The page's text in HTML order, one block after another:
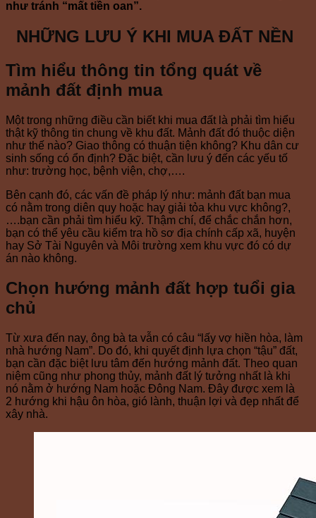
như tránh “mất tiền oan”.
NHỮNG LƯU Ý KHI MUA ĐẤT NỀN
Tìm hiểu thông tin tổng quát về
mảnh đất định mua
Một trong những điều cần biết khi mua đất là phải tìm hiểu
thật kỹ thông tin chung về khu đất. Mảnh đất đó thuộc diện
như thế nào? Giao thông có thuận tiện không? Khu dân cư
sinh sống có ổn định? Đặc biệt, cần lưu ý đến các yếu tố
như: trường học, bệnh viện, chợ,….
Bên cạnh đó, các vấn đề pháp lý như: mảnh đất bạn mua
có nằm trong diên quy hoặc hay giải tỏa khu vực không?,
….bạn cần phải tìm hiểu kỹ. Thậm chí, để chắc chắn hơn,
bạn có thể yêu cầu kiểm tra hồ sơ địa chính cấp xã, huyện
hay Sở Tài Nguyên và Môi trường xem khu vực đó có dự
án nào không.
Chọn hướng mảnh đất hợp tuổi gia
chủ
Từ xưa đến nay, ông bà ta vẫn có câu “lấy vợ hiền hòa, làm
nhà hướng Nam”. Do đó, khi quyết định lựa chọn “tậu” đất,
bạn cần đặc biệt lưu tâm đến hướng mảnh đất. Theo quan
niệm cũng như phong thủy, mảnh đất lý tưởng nhất là khi
nó nằm ở hướng Nam hoặc Đông Nam. Đây được xem là
2 hướng khi hậu ôn hòa, gió lành, thuận lợi và đẹp nhất để
xây nhà.